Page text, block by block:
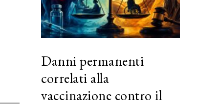
Danni permanenti
correlati alla
vaccinazione contro il